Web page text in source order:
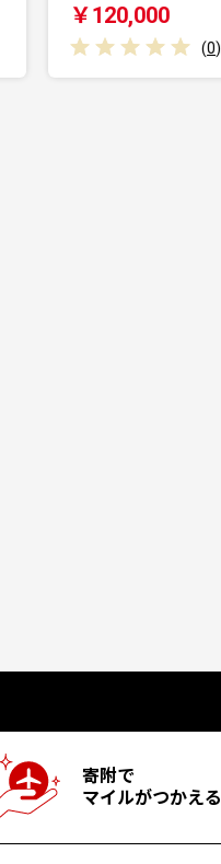
￥62,000
(0
寄附で
マイルがつかえる